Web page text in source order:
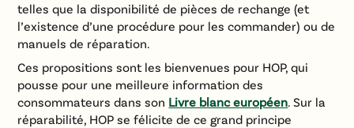
telles que la disponibilité de pièces de rechange (et
l’existence d’une procédure pour les commander) ou de
manuels de réparation.
Ces propositions sont les bienvenues pour HOP, qui
pousse pour une meilleure information des
consommateurs dans son Livre blanc européen. Sur la
réparabilité, HOP se félicite de ce grand principe